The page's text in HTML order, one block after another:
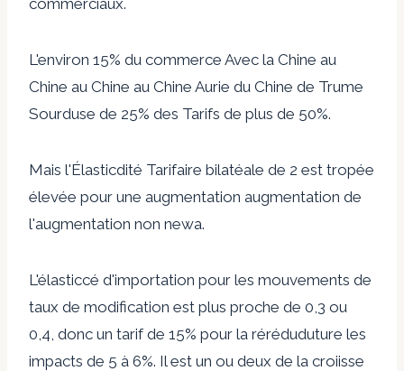
L'environ 15% du commerce Avec la Chine au
Chine au Chine au Chine Aurie du Chine de Trume
Sourduse de 25% des Tarifs de plus de 50%.
Mais l'Élasticdité Tarifaire bilatéale de 2 est tropée
élevée pour une augmentation augmentation de
l'augmentation non newa.
L'élasticcé d'importation pour les mouvements de
taux de modification est plus proche de 0,3 ou
0,4, donc un tarif de 15% pour la réréduduture les
impacts de 5 à 6%. Il est un ou deux de la croiisse